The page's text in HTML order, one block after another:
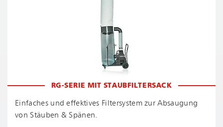
RG-SERIE MIT STAUBFILTERSACK
Einfaches und effektives Filtersystem zur Absaugung
von Stäuben & Spänen.